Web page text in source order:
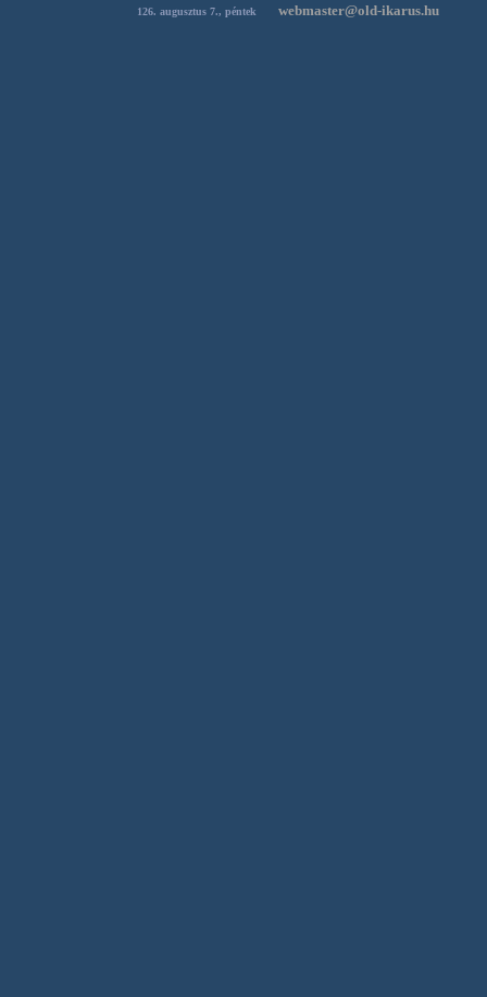
126. augusztus 7., péntek webmaster@old-ikarus.hu